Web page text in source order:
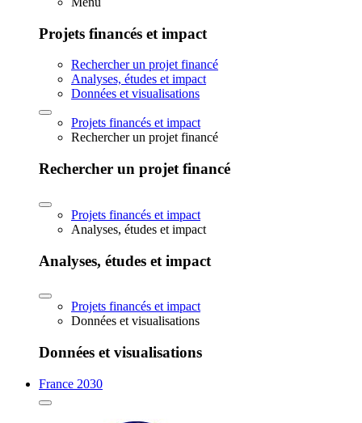
Projets financés et impact
Rechercher un projet financé
Analyses, études et impact
Données et visualisations
Projets financés et impact
Rechercher un projet financé
Rechercher un projet financé
Projets financés et impact
Analyses, études et impact
Analyses, études et impact
Projets financés et impact
Données et visualisations
Données et visualisations
France 2030